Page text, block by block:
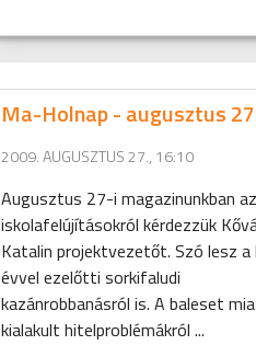
Ma-Holnap - augusztus
2009. AUGUSZTUS 27., 16:10
Augusztus 27-i magazinunkban az
iskolafelújításokról kérdezzük
Katalin projektvezetőt. Szó lesz a
évvel ezelőtti sorkifaludi
kazánrobbanásról is. A baleset
kialakult hitelproblémákról ...